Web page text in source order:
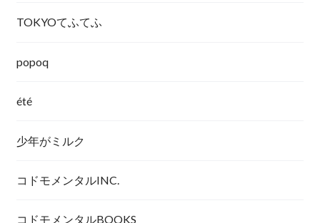
TOKYOてふてふ
popoq
été
少年がミルク
コドモメンタルINC.
コドモメンタルBOOKS